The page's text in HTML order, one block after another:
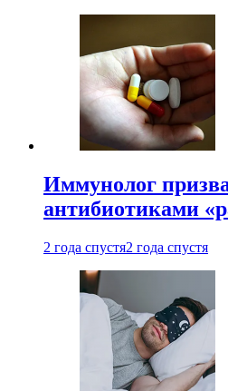
Иммунолог
антибиотиками
2 года спустя2 года спустя